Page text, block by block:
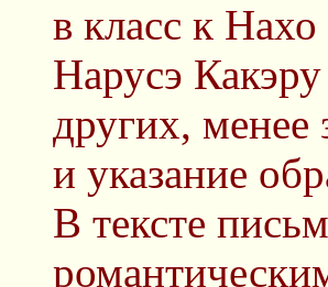
в класс к
Нарусэ
других, менее
и указание
В тексте